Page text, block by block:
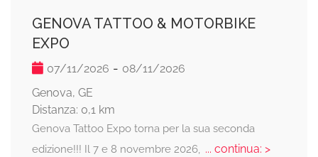
GENOVA TATTOO & MOTORBIKE
EXPO
07/11/2026 - 08/11/2026
Genova, GE
Distanza: 0,1 km
Genova Tattoo Expo torna per la sua seconda
edizione!!! Il 7 e 8 novembre 2026, ... continua: >